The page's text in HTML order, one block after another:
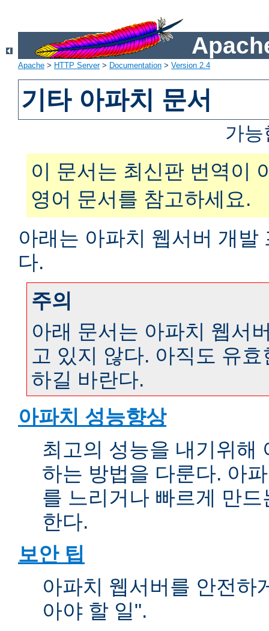
Apache > HTTP Server> Documentation > Version 2.4
기타 아파치 문서
가
이 문서는 최신판 번역이
영어 문서를 참고하세요.
아래는 아파치 웹서버 개
다.
주의
아래 문서는 아파치 웹서
고 있지 않다. 아직도 유
하길 바란다.
아파치 성능향상
최고의 성능을 내기위해
하는 방법을 다룬다. 아
를 느리거나 빠르게 만
한다.
보안 팁
아파치 웹서버를 안전하
아야 할 일".